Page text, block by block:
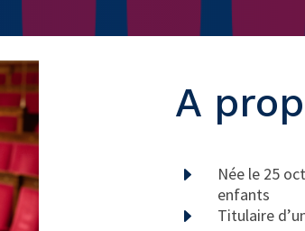
A
E
Née le 25
enfants
E Titulaire